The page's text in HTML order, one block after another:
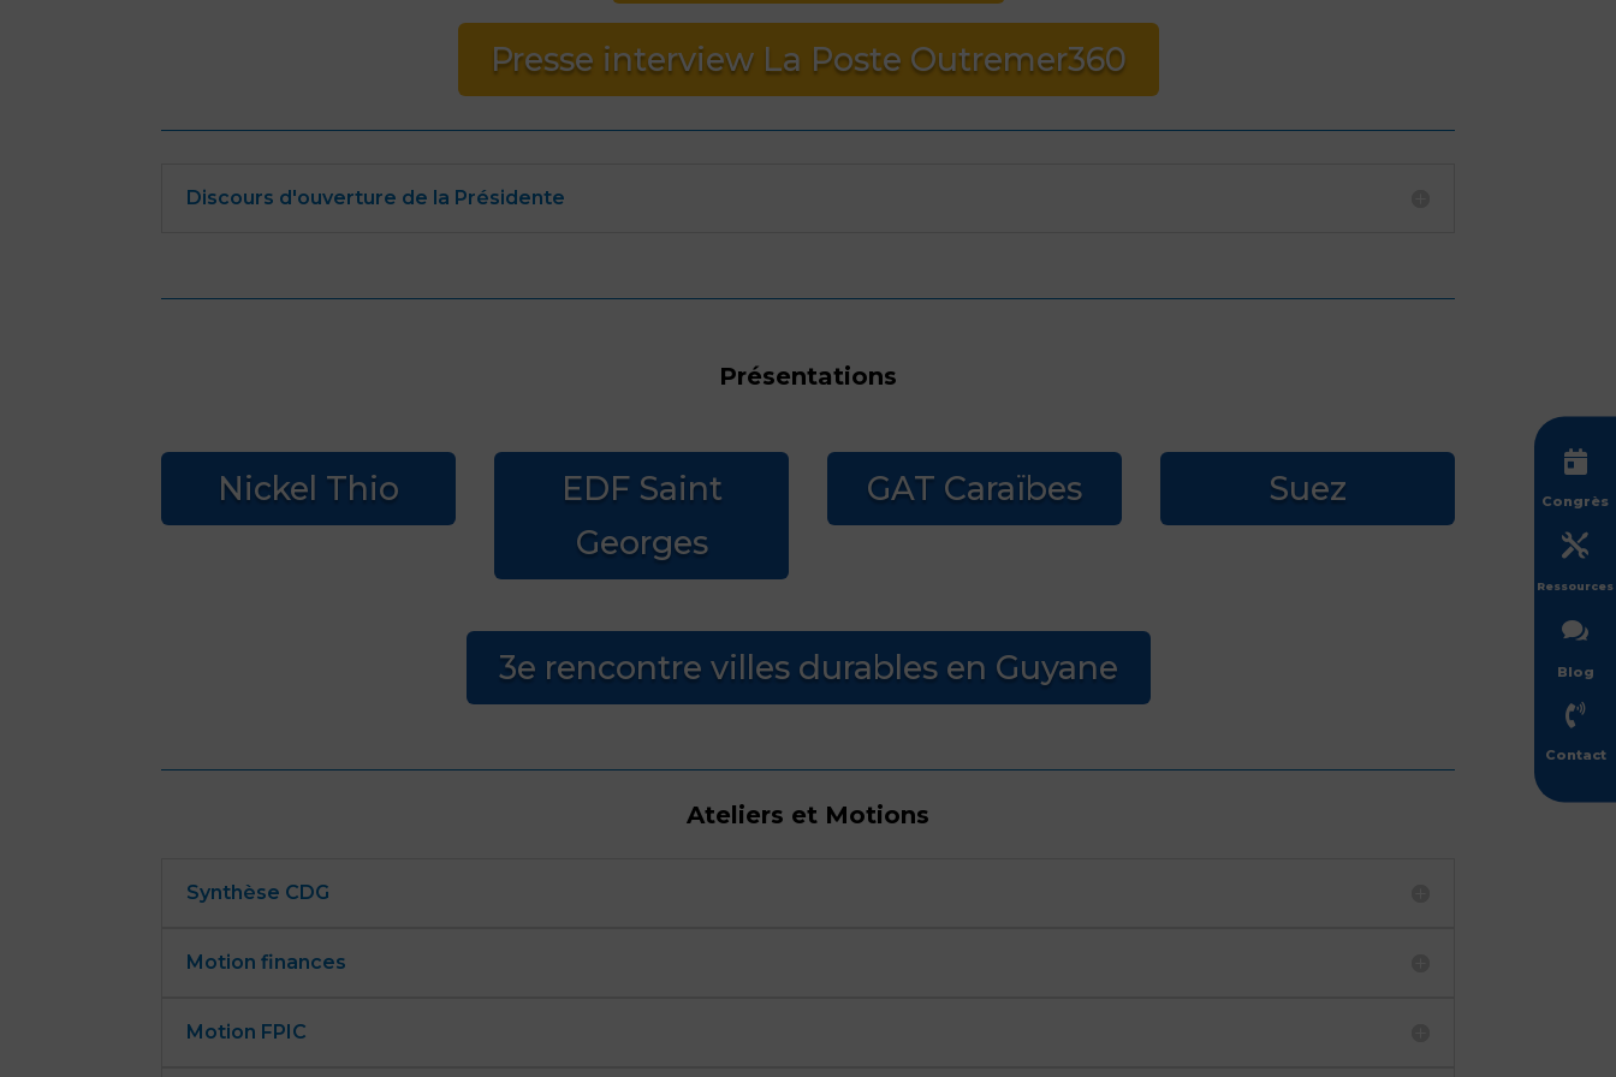

Congrès

Ressources

Blog

Contact
Presse interview La Poste Outremer360
Discours d'ouverture de la Présidente
Présentations
Nickel Thio
EDF Saint
Georges
GAT Caraïbes Suez
3e rencontre villes durables en Guyane
Ateliers et Motions
Synthèse CDG
Motion finances
Motion FPIC